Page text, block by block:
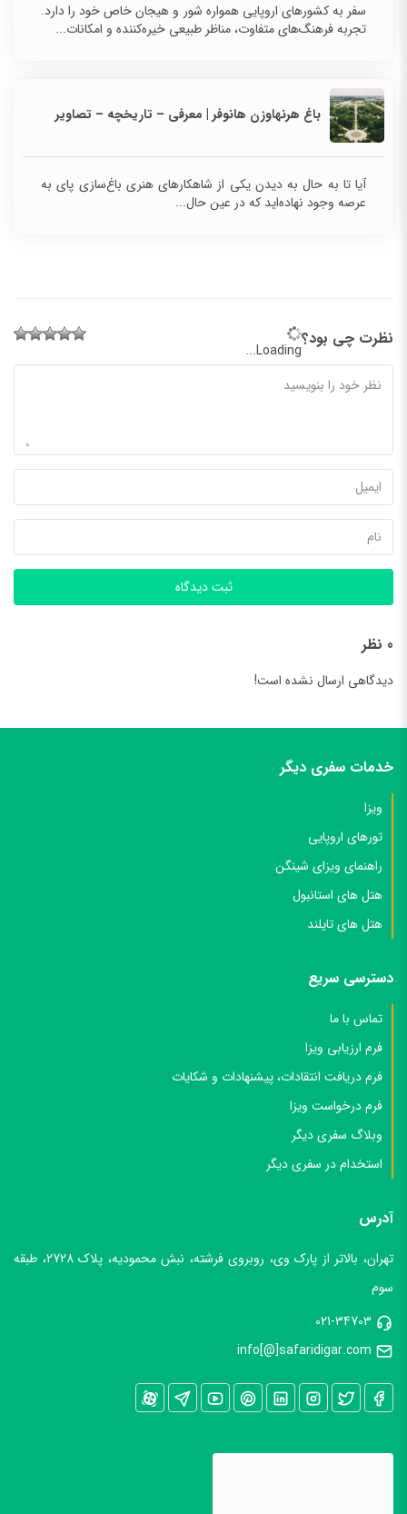
سفر به کشورهای اروپایی همواره شور و هیجان خاص خود را دارد.
تجربه فرهنگ‌های متفاوت، مناظر طبیعی خیره‌کننده و امکانات...
باغ هرنهاوزن هانوفر | معرفی – تاریخچه – تصاویر
آیا تا به حال به دیدن یکی از شاهکارهای هنری باغ‌سازی پای به
عرصه وجود نهاده‌اید که در عین حال...
نظرت چی بود؟
Loading...
ثبت دیدگاه
0 نظر
دیدگاهی ارسال نشده است!
خدمات سفری دیگر
ویزا
تورهای اروپایی
راهنمای ویزای شینگن
هتل های استانبول
هتل های تایلند
دسترسی سریع
تماس با ما
فرم ارزیابی ویزا
فرم دریافت انتقادات، پیشنهادات و شکایات
فرم درخواست ویزا
وبلاگ سفری دیگر
استخدام در سفری دیگر
آدرس
تهران، بالاتر از پارک وی، روبروی فرشته، نبش محمودیه، پلاک 2728، طبقه
سوم
021-34703
info[@]safaridigar.com